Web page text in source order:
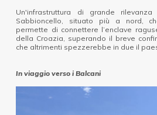
Un'infrastruttura di grande
Sabbioncello, situato più a nord,
permette di connettere l’enclave
della Croazia, superando il breve
che altrimenti spezzerebbe in due il
In viaggio verso i Balcani